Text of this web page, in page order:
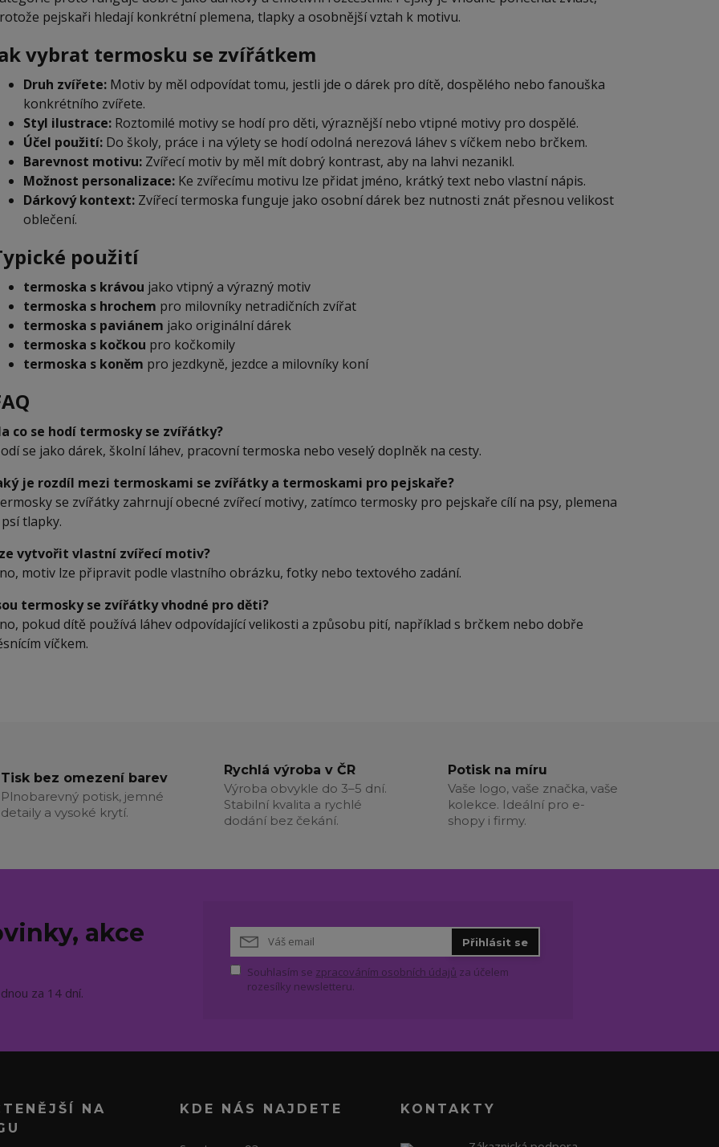
pejskaři hledají konkrétní plemena, tlapky a osobnější vztah k motivu.
vybrat termosku se zvířátkem
Druh zvířete:Motiv by měl odpovídat tomu, jestli jde o dárek pro dítě, dospělého nebo fanouška
konkrétního zvířete.
Styl ilustrace:Roztomilé motivy se hodí pro děti, výraznější nebo vtipné motivy pro dospělé.
Účel použití:Do školy, práce i na výlety se hodí odolná nerezová láhev s víčkem nebo brčkem.
Barevnost motivu:Zvířecí motiv by měl mít dobrý kontrast, aby na lahvi nezanikl.
Možnost personalizace:Ke zvířecímu motivu lze přidat jméno, krátký text nebo vlastní nápis.
Dárkový kontext:Zvířecí termoska funguje jako osobní dárek bez nutnosti znát přesnou velikost
oblečení.
použití
termoska s krávou jako vtipný a výrazný motiv
termoska s hrochem pro milovníky netradičních zvířat
termoska s paviánem jako originální dárek
termoska s kočkou pro kočkomily
termoska s koněm pro jezdkyně, jezdce a milovníky koní
co se hodí termosky se zvířátky?
se jako dárek, školní láhev, pracovní termoska nebo veselý doplněk na cesty.
je rozdíl mezi termoskami se zvířátky a termoskami pro pejskaře?
se zvířátky zahrnují obecné zvířecí motivy, zatímco termosky pro pejskaře cílí na psy, plemena
tlapky.
vytvořit vlastní zvířecí motiv?
motiv lze připravit podle vlastního obrázku, fotky nebo textového zadání.
termosky se zvířátky vhodné pro děti?
pokud dítě používá láhev odpovídající velikosti a způsobu pití, například s brčkem nebo dobře
víčkem.
Tisk bez omezení barev
Plnobarevný potisk, jemné
detaily a vysoké krytí.
Rychlá výroba v ČR
Výroba obvykle do 3–5 dní.
Stabilní kvalita a rychlé
dodání bez čekání.
Potisk na míru
Vaše logo, vaše značka, vaše
kolekce. Ideální pro e-
shopy i firmy.
akce
za 14 dní.
Přihlásit se
Souhlasím se zpracováním osobních údajů za účelem
rozesílky newsletteru.
NA
KDE NÁS NAJDETE KONTAKTY